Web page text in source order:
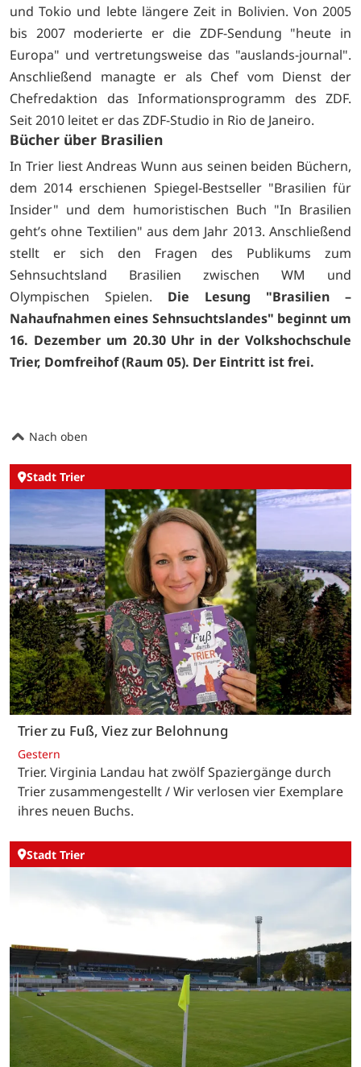
und Tokio und lebte längere Zeit in Bolivien. Von 2005
bis 2007 moderierte er die ZDF-Sendung "heute in
Europa" und vertretungsweise das "auslands-journal".
Anschließend managte er als Chef vom Dienst der
Chefredaktion das Informationsprogramm des ZDF.
Seit 2010 leitet er das ZDF-Studio in Rio de Janeiro.
Bücher über Brasilien
In Trier liest Andreas Wunn aus seinen beiden Büchern,
dem 2014 erschienen Spiegel-Bestseller "Brasilien für
Insider" und dem humoristischen Buch "In Brasilien
geht’s ohne Textilien" aus dem Jahr 2013. Anschließend
stellt er sich den Fragen des Publikums zum
Sehnsuchtsland Brasilien zwischen WM und
Olympischen Spielen. Die Lesung "Brasilien –
Nahaufnahmen eines Sehnsuchtslandes" beginnt um
16. Dezember um 20.30 Uhr in der Volkshochschule
Trier, Domfreihof (Raum 05). Der Eintritt ist frei.
Nach oben
Stadt Trier
Trier zu Fuß, Viez zur Belohnung
Gestern
Trier. Virginia Landau hat zwölf Spaziergänge durch
Trier zusammengestellt / Wir verlosen vier Exemplare
ihres neuen Buchs.
Stadt Trier